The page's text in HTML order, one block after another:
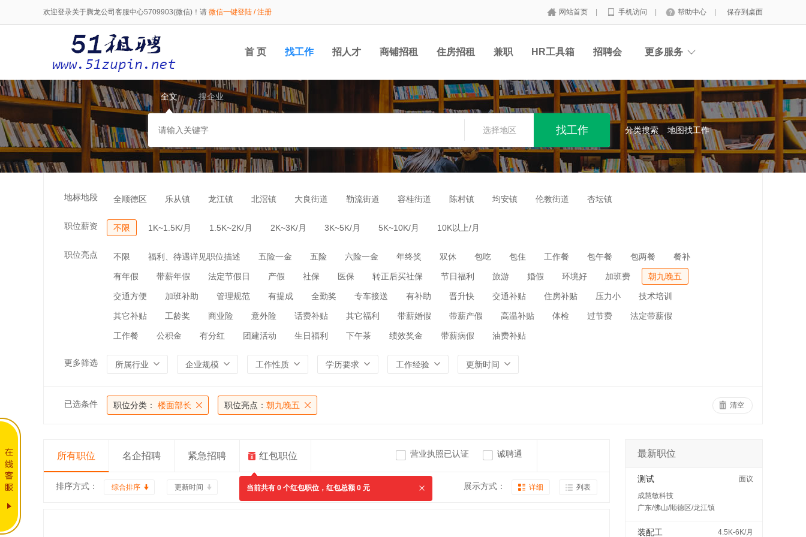
欢迎登录关于腾龙公司客服中心5709903(微信)！请 微信一键登陆 / 注册 网站首页 手机访问 帮助中心 保存到桌面
首 页 找工作 招人才 商铺招租 住房招租 兼职 HR工具箱 招聘会 更多服务
全文 搜企业
选择地区 分类搜索 地图找工作
地标地段 全顺德区 乐从镇 龙江镇 北滘镇 大良街道 勒流街道 容桂街道 陈村镇 均安镇 伦教街道 杏坛镇
职位薪资 不限 1K~1.5K/月 1.5K~2K/月 2K~3K/月 3K~5K/月 5K~10K/月 10K以上/月
职位亮点 不限 福利、待遇详见职位描述 五险一金 五险 六险一金 年终奖 双休 包吃 包住 工作餐 包午餐 包两餐 餐补
有年假 带薪年假 法定节假日 产假 社保 医保 转正后买社保 节日福利 旅游 婚假 环境好 加班费 朝九晚五
交通方便 加班补助 管理规范 有提成 全勤奖 专车接送 有补助 晋升快 交通补贴 住房补贴 压力小 技术培训
其它补贴 工龄奖 商业险 意外险 话费补贴 其它福利 带薪婚假 带薪产假 高温补贴 体检 过节费 法定带薪假
工作餐 公积金 有分红 团建活动 生日福利 下午茶 绩效奖金 带薪病假 油费补贴
更多筛选 所属行业 企业规模 工作性质 学历要求 工作经验 更新时间
已选条件 职位分类： 楼面部长 职位亮点： 朝九晚五 清空
所有职位 名企招聘 紧急招聘 红包职位
当前共有 0 个红包职位，红包总额 0 元
营业执照已认证 诚聘通
排序方式： 综合排序 更新时间 展示方式： 详细 列表
最新职位
测试
面议
成慧敏科技
广东/佛山/顺德区/龙江镇
装配工 4.5K-6K/月